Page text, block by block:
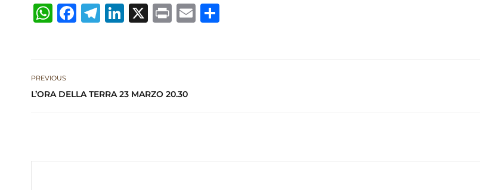
W
s
A
F
b
T
ra
Li
dI
X
P
E
PREVIOUS
L’ORA DELLA TERRA 23 MARZO 20.30